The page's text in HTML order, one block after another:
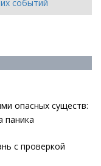
событий
опасных существ:
паника
с проверкой